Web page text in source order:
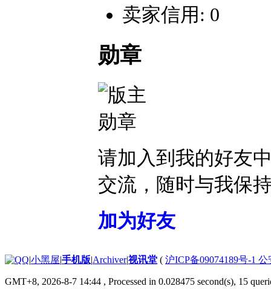
卖家信用: 0
勋章
请加入到我的好友
交流，随时与我保
加为好友
|小黑屋|手机版|Archiver|视讯堂 ( 沪ICP备09074189号-1
GMT+8, 2026-8-7 14:44 , Processed in 0.028475 second(s), 15